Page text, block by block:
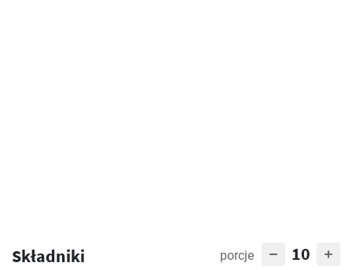
Składniki porcje 10